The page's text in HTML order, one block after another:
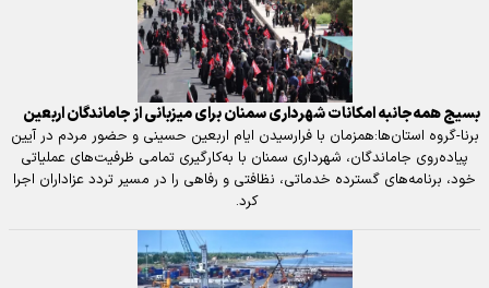
بسیج همه‌جانبه امکانات شهرداری سمنان برای میزبانی از جاماندگان اربعین
برنا-گروه استان‌ها:همزمان با فرارسیدن ایام اربعین حسینی و حضور مردم در آیین
پیاده‌روی جاماندگان، شهرداری سمنان با به‌کارگیری تمامی ظرفیت‌های عملیاتی
خود، برنامه‌های گسترده خدماتی، نظافتی و رفاهی را در مسیر تردد عزاداران اجرا
کرد.